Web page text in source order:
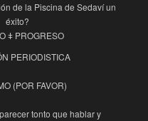
de la Piscina de Sedaví un
éxito?
ǂ PROGRESO
PERIODISTICA
(POR FAVOR)
tonto que hablar y